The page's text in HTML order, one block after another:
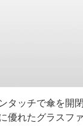
タッチで傘を開
優れたグラスフ